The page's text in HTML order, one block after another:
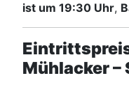
ist um 19:30 Uhr,
Mühlacker –